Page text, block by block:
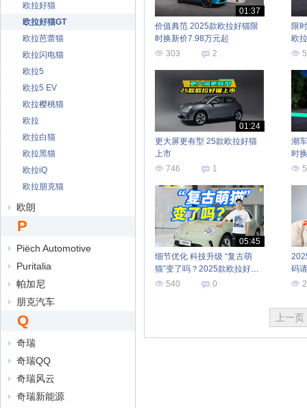
欧拉好猫
欧拉好猫GT
欧拉芭蕾猫
欧拉闪电猫
欧拉5
欧拉5 EV
欧拉樱桃猫
欧拉
欧拉白猫
欧拉黑猫
欧拉iQ
欧拉朋克猫
欧朗
P
Piëch Automotive
Puritalia
帕加尼
朋克汽车
Q
奇瑞
奇瑞QQ
奇瑞风云
奇瑞新能源
01:37
价值典范 2025款欧拉好猫限
时换新价7.98万元起
303
2
限
欧
01:24
更大屏更有型 25款欧拉好猫
上市
746
1
潮
时
05:45
细节优化 科技升级 “复古萌
猫”变了吗？2025款欧拉好猫
上市540 0
码
上一页